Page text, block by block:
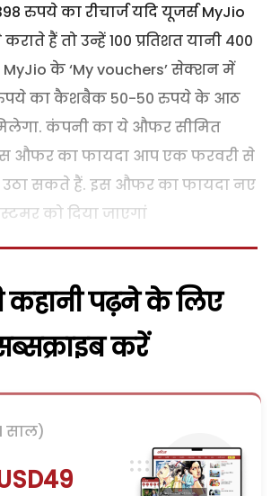
रुपये का रीचार्ज यदि यूजर्स MyJio
हैं तो उन्हें 100 प्रतिशत यानी 400
के ‘My vouchers’ सेक्शन में
रुपये का कैशबैक 50-50 रुपये के आठ
कंपनी का ये औफर सीमित
औफर का फायदा आप एक फरवरी से
उठा सकते हैं. इस औफर का फायदा नए
को दिया जाएगां
पढ़ने के लिए
करें
साल)